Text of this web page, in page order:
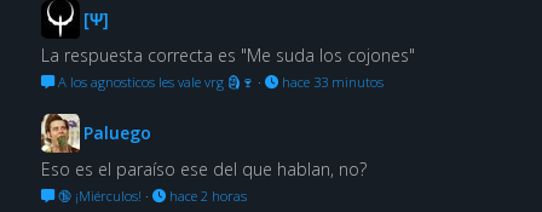
[Ψ]
La respuesta correcta es "Me suda los cojones"
A los agnosticos les vale vrg 🗿🍷 · hace 33 minutos
Paluego
Eso es el paraíso ese del que hablan, no?
🔞 ¡Miérculos! · hace 2 horas